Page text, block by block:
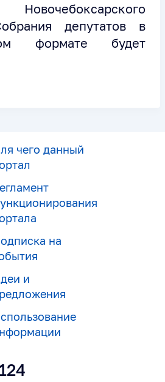
депутатов в
формате будет
чего данный
на
и